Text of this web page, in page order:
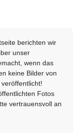
berichten wir
unser
wenn das
keine Bilder von
Fotos
vertrauensvoll an